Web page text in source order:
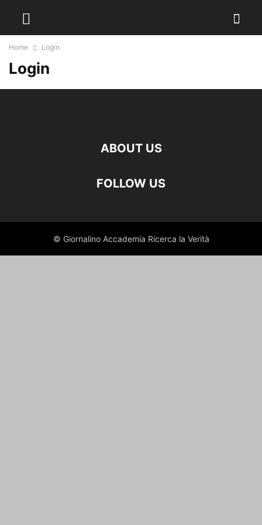
Home Login
Login
ABOUT US
FOLLOW US
© Giornalino Accademia Ricerca la Verità